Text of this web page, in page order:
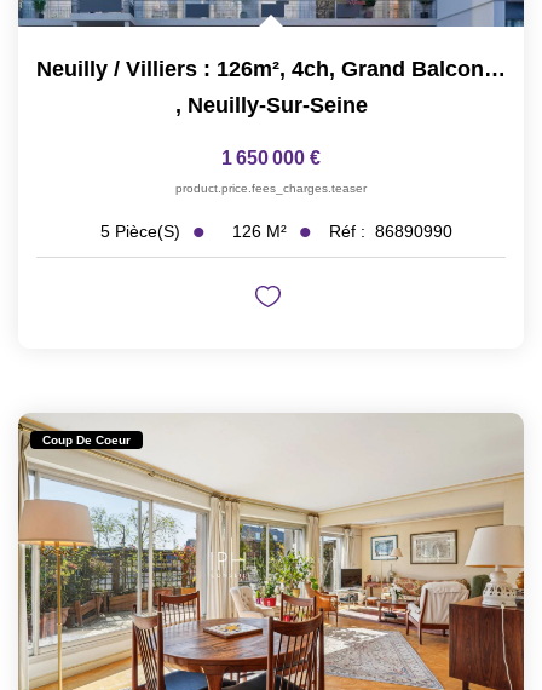
Neuilly / Villiers : 126m², 4ch, Grand Balcon, Immeuble Neuf
, Neuilly-Sur-Seine
1 650 000 €
product.price.fees_charges.teaser
5 Pièce(s) 126 M² Réf : 86890990
Coup De Coeur